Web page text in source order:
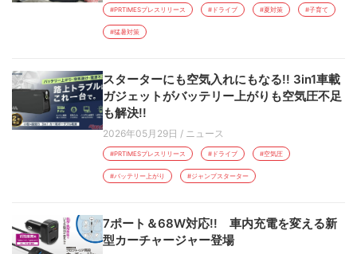
#PRTIMESプレスリリース #ドライブ #夏対策 #子育て
#猛暑対策
スターターにも空気入れにもなる!! 3in1車載
ガジェットがバッテリー上がりも空気圧不足
も解決!!
2026年05月29日 / ニュース
#PRTIMESプレスリリース #ドライブ #空気圧
#バッテリー上がり #ジャンプスターター
7ポート＆68W対応!! 車内充電を変える新
型カーチャージャー登場